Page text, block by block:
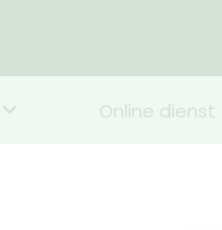
Online dienst